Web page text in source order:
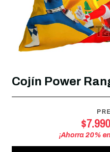
Cojín Power
$7.990
¡Ahorra20%